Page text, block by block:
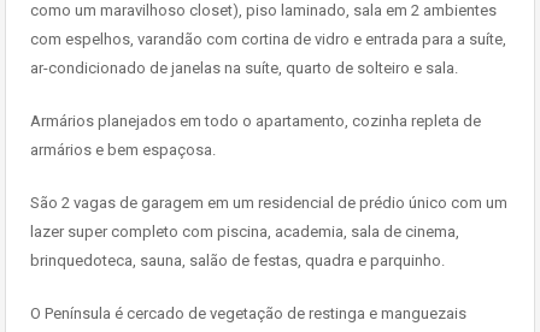
como um maravilhoso closet), piso laminado, sala em 2 ambientes
com espelhos, varandão com cortina de vidro e entrada para a suíte,
ar-condicionado de janelas na suíte, quarto de solteiro e sala.
Armários planejados em todo o apartamento, cozinha repleta de
armários e bem espaçosa.
São 2 vagas de garagem em um residencial de prédio único com um
lazer super completo com piscina, academia, sala de cinema,
brinquedoteca, sauna, salão de festas, quadra e parquinho.
O Península é cercado de vegetação de restinga e manguezais